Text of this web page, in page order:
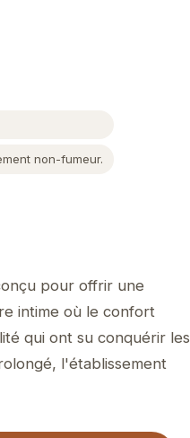
non-fumeur.
pour offrir une
intime où le confort
qui ont su conquérir les
l'établissement